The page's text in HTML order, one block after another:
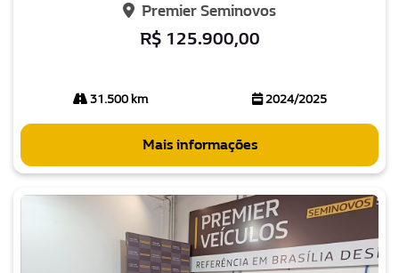
Premier Seminovos
R$ 125.900,00
31.500 km 2024/2025
Mais informações